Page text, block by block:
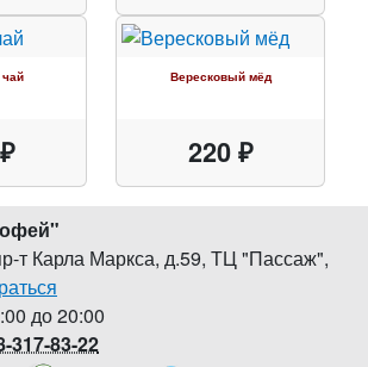
Вересковый мёд
220 ₽
"
т Карла Маркса, д.59, ТЦ "Пассаж",
до 20:00
317-83-22